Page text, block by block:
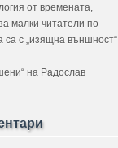
от времената,
малки читатели по
са с „изящна външност“
на Радослав